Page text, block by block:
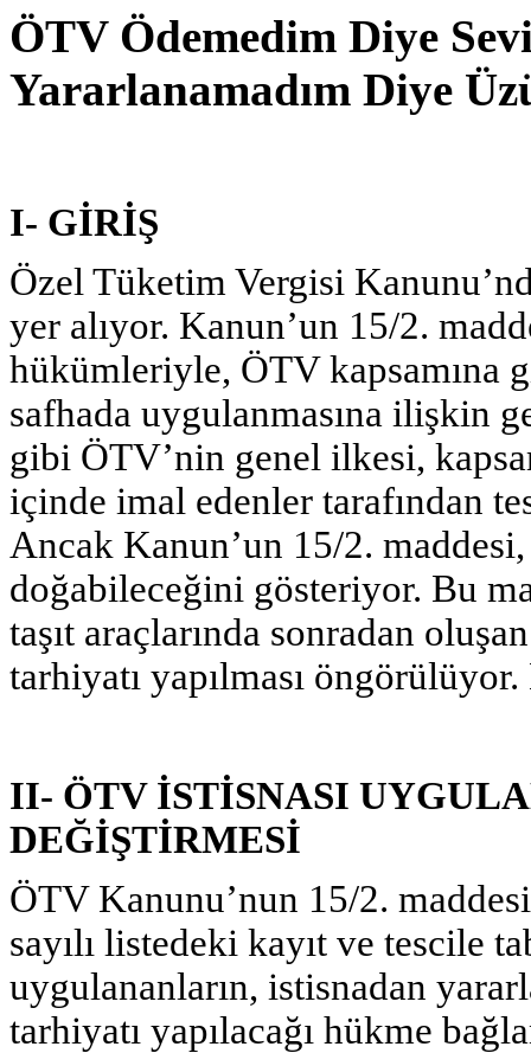
ÖTV Ödemedim Diye
Yararlanamadım Diye
I- GİRİŞ
Özel Tüketim Vergisi
yer alıyor. Kanun’un 15/2.
hükümleriyle, ÖTV kapsamına
safhada uygulanmasına ilişkin
gibi ÖTV’nin genel ilkesi,
içinde imal edenler tarafından
Ancak Kanun’un 15/2.
doğabileceğini gösteriyor. Bu
taşıt araçlarında sonradan
tarhiyatı yapılması
II- ÖTV İSTİSNASI
DEĞİŞTİRMESİ
ÖTV Kanunu’nun 15/2.
sayılı listedeki kayıt ve tescile
uygulananların, istisnadan
tarhiyatı yapılacağı hükme